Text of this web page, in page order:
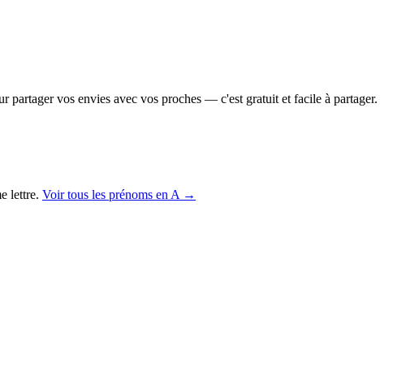
partager vos envies avec vos proches — c'est gratuit et facile à partager.
lettre. Voir tous les prénoms enA→